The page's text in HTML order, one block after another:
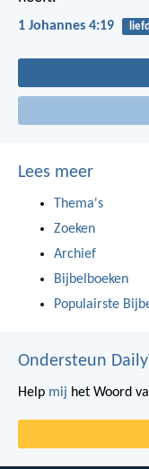
1 Johannes 4:19
Lees meer
Thema's
Zoeken
Archief
Bijbelboeken
Populairste
Ondersteun
Help mij het Woord